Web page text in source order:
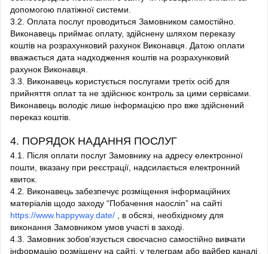
допомогою платіжної системи.
3.2. Оплата послуг проводиться Замовником самостійно.
Виконавець приймає оплату, здійснену шляхом переказу
коштів на розрахунковий рахунок Виконавця. Датою оплати
вважається дата надходження коштів на розрахунковий
рахунок Виконавця.
3.3. Виконавець користується послугами третіх осіб для
прийняття оплат та не здійснює контроль за цими сервісами.
Виконавець володіє лише інформацією про вже здійснений
переказ коштів.
4. ПОРЯДОК НАДАННЯ ПОСЛУГ
4.1. Після оплати послуг Замовнику на адресу електронної
пошти, вказану при реєстрації, надсилається електронний
квиток.
4.2. Виконавець забезпечує розміщення інформаційних
матеріалів щодо заходу “Побачення наосліп” на сайті
https://www.happyway.date/
, в обсязі, необхідному для
виконання Замовником умов участі в заході.
4.3. Замовник зобов’язується своєчасно самостійно вивчати
інформацію розміщену на сайті, у телеграм або вайбер каналі